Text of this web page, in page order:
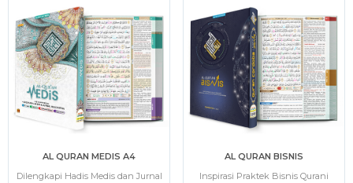
AL QURAN MEDIS A4
Dilengkapi Hadis Medis dan Jurnal
AL QURAN BISNIS
Inspirasi Praktek Bisnis Qurani